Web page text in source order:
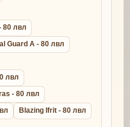
80 лвл
Guard A - 80 лвл
лвл
- 80 лвл
Blazing Ifrit - 80 лвл